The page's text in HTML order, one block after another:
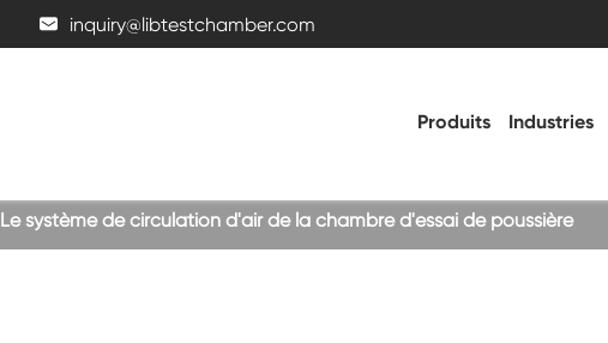
 inquiry@libtestchamber.com
Produits Industries
Le système de circulation d'air de la chambre d'essai de poussière